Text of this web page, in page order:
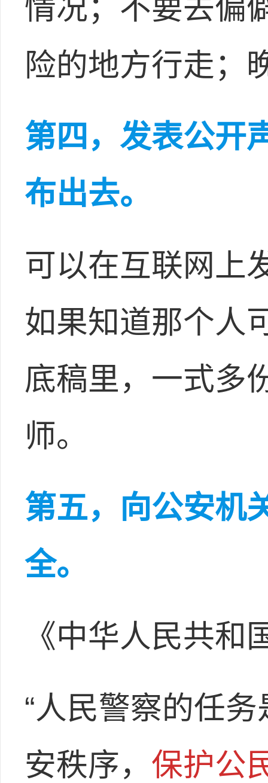
情况；不要去偏
险的地方行走；
第四，发表公开
布出去。
可以在互联网上
如果知道那个人
底稿里，一式多
师。
第五，向公安机
全。
《中华人民共
“人民警察的任
安秩序， 保护公